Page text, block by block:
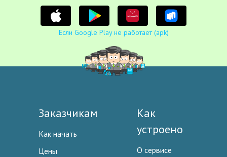
Если Google Play не работает (apk)
Заказчикам
Как начать
Цены
Как
устроено
О сервисе